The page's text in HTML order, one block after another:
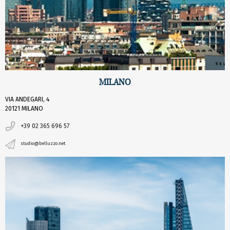
MILANO
VIA ANDEGARI, 4
20121 MILANO
+39 02 365 696 57
studio@belluzzo.net